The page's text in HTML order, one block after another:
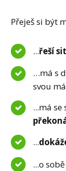
Přeješ si být
...řeší
…má s
svou
...má
...
...o